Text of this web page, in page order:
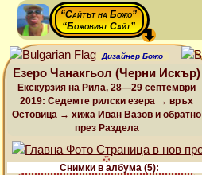
“Сайтът на Божо”
“Божовият Сайт”
Дизайнер Божо
Езеро Чанакгьол (Черни Искър)
Екскурзия на Рила, 28—29 септември
2019: Седемте рилски езера → връх
Остовица → хижа Иван Вазов и обратно
през Раздела
Снимки в албума (5):